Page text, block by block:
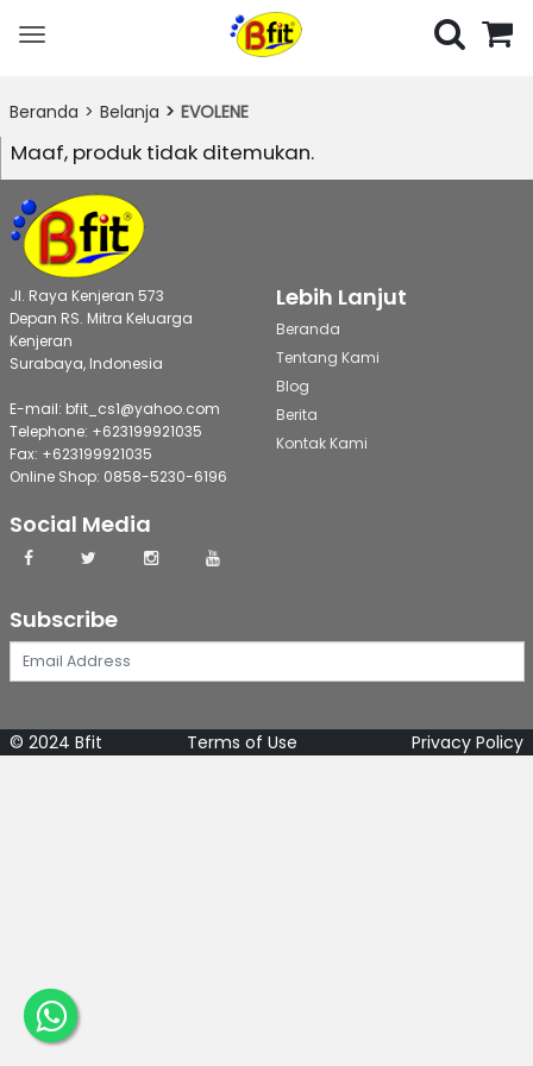
Toggle
Beranda
Belanja EVOLENE
Maaf, produk tidak ditemukan.
Jl. Raya Kenjeran 573
Depan RS. Mitra Keluarga
Kenjeran
Surabaya, Indonesia
E-mail: bfit_cs1@yahoo.com
Telephone: +623199921035
Fax: +623199921035
Online Shop: 0858-5230-6196
Lebih Lanjut
Beranda
Tentang Kami
Blog
Berita
Kontak Kami
Social Media
Subscribe
© 2024 Bfit Terms of Use Privacy Policy